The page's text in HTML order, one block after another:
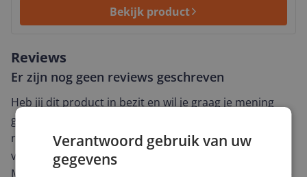
Bekijk product
Reviews
Er zijn nog geen reviews geschreven
Heb jij dit product in bezit en wil je graag je mening
geven? Start dan hieronder met het schrijven van je
review. Afhankelijk van de details duurt het schrijven
van een review gemiddeld tussen de 3 en 10 minuten.
Met jouw mening help je andere bezoekers een betere
Verantwoord gebruik van uw
gegevens